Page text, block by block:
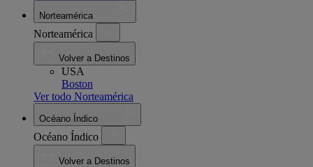
Norteamérica
Norteamérica
Volver a Destinos
USA
Boston
Ver todo Norteamérica
Océano Índico
Océano Índico
Volver a Destinos